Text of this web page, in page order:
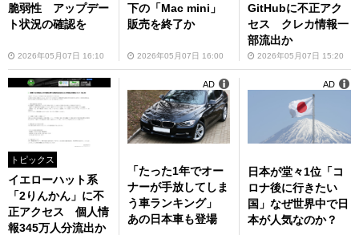
脆弱性 アップデー
ト状況の確認を
2026年05月07日 16:10
下の「Mac mini」
販売を終了か
2026年05月07日 16:00
GitHubに不正アク
セス クレカ情報一
部流出か
2026年05月07日 15:20
トピックス
イエローハット系
「2りんかん」に不
正アクセス 個人情
報345万人分流出か
「たった1年でオー
ナーが手放してしま
う車ランキング」
あの日本車も登場
AD
日本が堂々1位「コ
ロナ後に行きたい
国」なぜ世界中で日
本が人気なのか？
AD